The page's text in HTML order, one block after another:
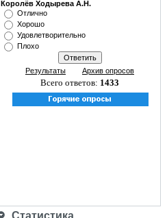
Королёв Ходырева А.Н.
Отлично
Хорошо
Удовлетворительно
Плохо
Результаты Архив опросов
Всего ответов: 1433
Статистика